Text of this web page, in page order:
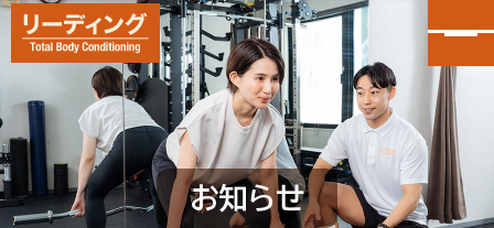
カンタン30秒申し込み
LINEで無料体験予約
大泉学園店 会員予約
お知らせ